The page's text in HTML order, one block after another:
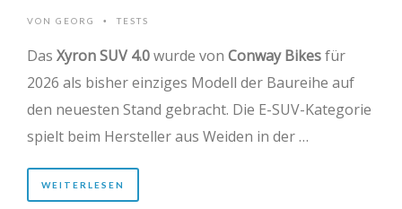
VON GEORG • TESTS
Das Xyron SUV 4.0wurde von Conway Bikesfür
2026 als bisher einziges Modell der Baureihe auf
den neuesten Stand gebracht. Die E-SUV-Kategorie
spielt beim Hersteller aus Weiden in der …
WEITERLESEN